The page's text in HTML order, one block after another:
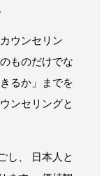
ウンセリン
ものだけでな
るか」までを
ンセリングと
し、 日本人と